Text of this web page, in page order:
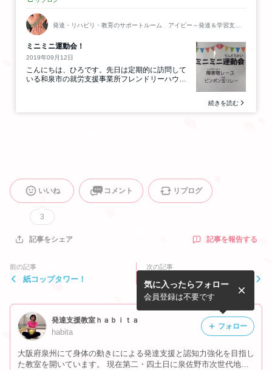
いいね
3
コメント リブログ
記事をシェア 記事を報告する
前の記事
紙コップタワー！
次の記事
エネポートさんのブレインジ
ム101公式講座
発達支援教室ｈａｂｉｔａ
habita
大阪府泉州にて身体の動きにによる発達支援と認知力強化を目指し
た教室を開いています。 現在第二・四土日に泉佐野市次世代地域
気に入ったらフォロー
会員登録は不要です
フォロー